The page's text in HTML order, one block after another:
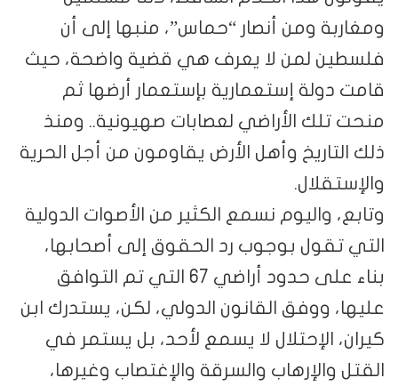
ومغاربة ومن أنصار “حماس”، منبها إلى أن
فلسطين لمن لا يعرف هي قضية واضحة، حيث
قامت دولة إستعمارية بإستعمار أرضها ثم
منحت تلك الأراضي لعصابات صهيونية.. ومنذ
ذلك التاريخ وأهل الأرض يقاومون من أجل الحرية
والإستقلال.
وتابع، واليوم نسمع الكثير من الأصوات الدولية
التي تقول بوجوب رد الحقوق إلى أصحابها،
بناء على حدود أراضي 67 التي تم التوافق
عليها، ووفق القانون الدولي، لكن، يستدرك ابن
كيران، الإحتلال لا يسمع لأحد، بل يستمر في
القتل والإرهاب والسرقة والإغتصاب وغيرها،